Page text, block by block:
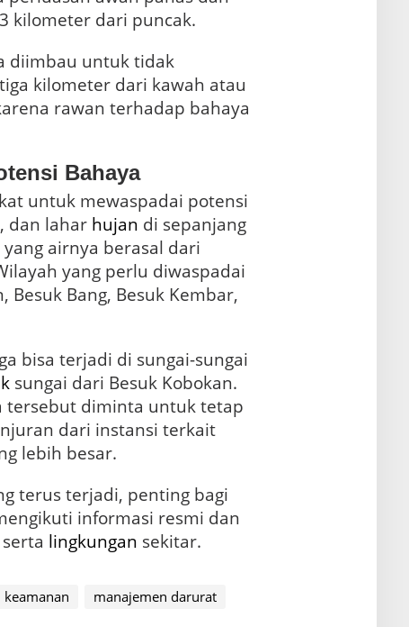
kilometer dari puncak.
diimbau untuk tidak
kilometer dari kawah atau
rawan terhadap bahaya
Bahaya
untuk mewaspadai potensi
dan lahar hujan di sepanjang
airnya berasal dari
yang perlu diwaspadai
Besuk Bang, Besuk Kembar,
bisa terjadi di sungai-sungai
sungai dari Besuk Kobokan.
tersebut diminta untuk tetap
dari instansi terkait
lebih besar.
terus terjadi, penting bagi
informasi resmi dan
lingkungan sekitar.
keamanan manajemen darurat